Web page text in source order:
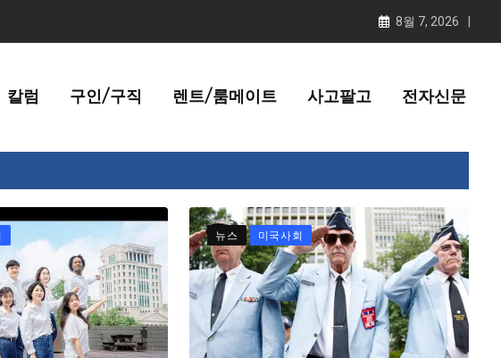
8월 7, 2026
칼럼 구인/구직 렌트/룸메이트 사고팔고 전자신문
뉴스 미국사회